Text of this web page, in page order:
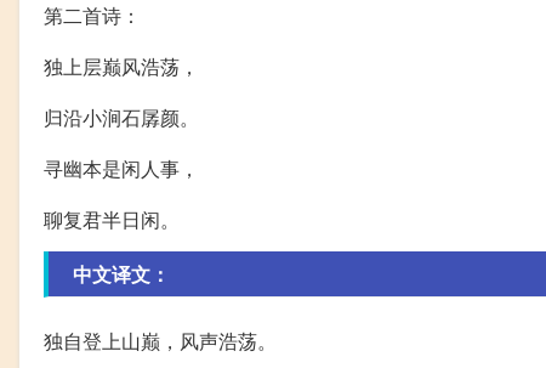
第二首诗：
独上层巅风浩荡，
归沿小涧石孱颜。
寻幽本是闲人事，
聊复君半日闲。
中文译文：
独自登上山巅，风声浩荡。